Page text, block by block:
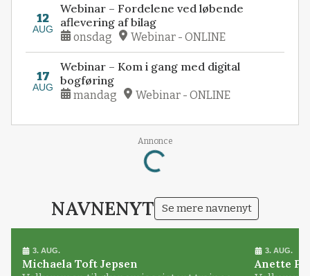
12
AUG
Webinar – Fordelene ved løbende
aflevering af bilag
onsdag Webinar - ONLINE
17
AUG
Webinar – Kom i gang med digital
bogføring
mandag Webinar - ONLINE
Annonce
Loading...
NAVNENYT Se mere navnenyt
3. AUG.
Michaela Toft Jepsen
3. AUG.
Anette